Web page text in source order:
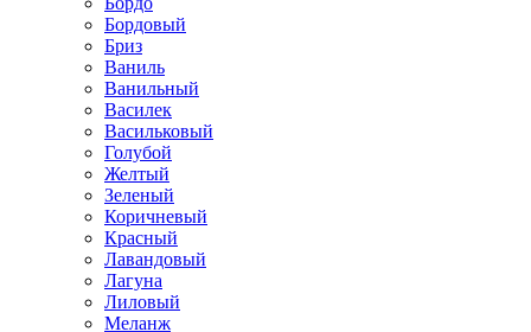
Бордовый
Бриз
Ваниль
Ванильный
Василек
Васильковый
Голубой
Желтый
Зеленый
Коричневый
Красный
Лавандовый
Лагуна
Лиловый
Меланж